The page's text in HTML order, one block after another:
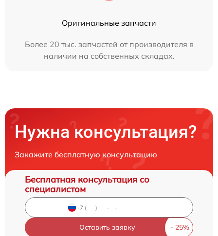
Оригинальные запчасти
Более 20 тыс. запчастей от производителя в
наличии на собственных складах.
Нужна консультация?
Закажите бесплатную консультацию
Бесплатная консультация со
специалистом
Оставить заявку